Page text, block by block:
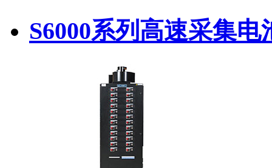
S6000系列高速采集